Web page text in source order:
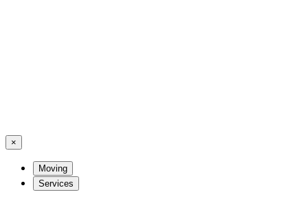
×
Moving
Services